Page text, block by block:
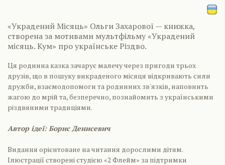
«Украдений Місяць» Ольги Захарової — книжка,
створена за мотивами мультфільму «Украдений
місяць. Кум» про українське Різдво.
Ця родинна казка зачарує малечу через пригоди трьох
друзів, що в пошуку викраденого місяця відкривають сили
дружби, взаємодопомоги та родинних зв'язків, наповнить
жагою до мрій та, безперечно, познайомить з українськими
різдвяними традиціями.
Автор ідеї: Борис Денисевич
Видання орієнтоване на читання дорослими дітям.
Ілюстрації створені студією «2 Флейм» за підтримки